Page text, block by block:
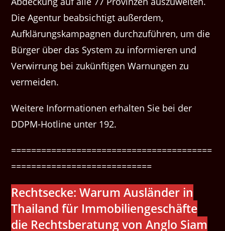
Die Agentur beabsichtigt außerdem,
Aufklärungskampagnen durchzuführen, um die
Bürger über das System zu informieren und
Verwirrung bei zukünftigen Warnungen zu
vermeiden.
Weitere Informationen erhalten Sie bei der
DDPM-Hotline unter 192.
========================================
============================
Rechtsecke: Warum Ausländer in
Thailand für Immobiliengeschäfte
die Rechtsberatung von Anglo Siam